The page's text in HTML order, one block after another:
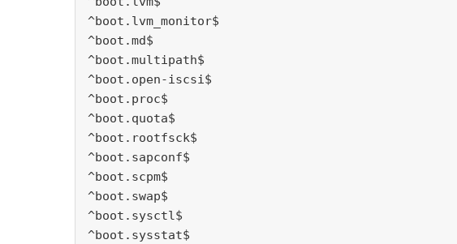
^boot.lvm_monitor$
^boot.md$
^boot.multipath$
^boot.open-iscsi$
^boot.proc$
^boot.quota$
^boot.rootfsck$
^boot.sapconf$
^boot.scpm$
^boot.swap$
^boot.sysctl$
^boot.sysstat$